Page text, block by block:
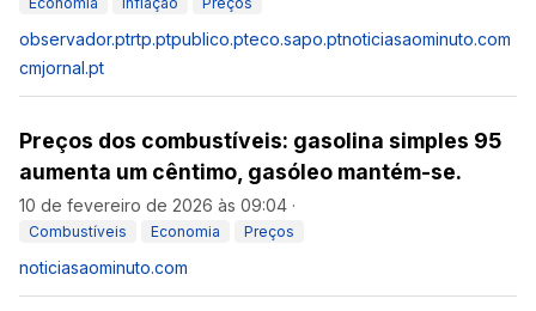
observador.ptrtp.ptpublico.pteco.sapo.ptnoticiasaominuto.com
cmjornal.pt
Preços dos combustíveis: gasolina simples 95
aumenta um cêntimo, gasóleo mantém-se.
10 de fevereiro de 2026 às 09:04 ·
Combustíveis Economia Preços
noticiasaominuto.com